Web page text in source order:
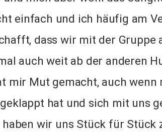
einfach und ich häufig am
dass wir mit der Gruppe
auch weit ab der anderen
mir Mut gemacht, auch wenn
hat und sich mit uns
wir uns Stück für Stück